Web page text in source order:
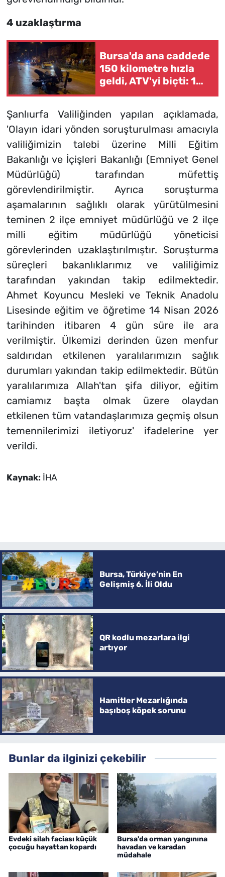
4 uzaklaştırma
Bursa'da ana caddede
150 kilometre hızla
geldi, ATV'yi biçti: 1
Şanlıurfa Valiliğinden yapılan açıklamada,
'Olayın idari yönden soruşturulması amacıyla
valiliğimizin talebi üzerine Milli Eğitim
Bakanlığı ve İçişleri Bakanlığı (Emniyet Genel
Müdürlüğü) tarafından müfettiş
görevlendirilmiştir. Ayrıca soruşturma
aşamalarının sağlıklı olarak yürütülmesini
teminen 2 ilçe emniyet müdürlüğü ve 2 ilçe
milli eğitim müdürlüğü yöneticisi
görevlerinden uzaklaştırılmıştır. Soruşturma
süreçleri bakanlıklarımız ve valiliğimiz
tarafından yakından takip edilmektedir.
Ahmet Koyuncu Mesleki ve Teknik Anadolu
Lisesinde eğitim ve öğretime 14 Nisan 2026
tarihinden itibaren 4 gün süre ile ara
verilmiştir. Ülkemizi derinden üzen menfur
saldırıdan etkilenen yaralılarımızın sağlık
durumları yakından takip edilmektedir. Bütün
yaralılarımıza Allah'tan şifa diliyor, eğitim
camiamız başta olmak üzere olaydan
etkilenen tüm vatandaşlarımıza geçmiş olsun
temennilerimizi iletiyoruz' ifadelerine yer
verildi.
Kaynak: İHA
Bursa, Türkiye’nin En
Gelişmiş 6. İli Oldu
QR kodlu mezarlara ilgi
artıyor
Hamitler Mezarlığında
başıboş köpek sorunu
Bunlar da ilginizi çekebilir
Evdeki silah faciası küçük
çocuğu hayattan kopardı
Bursa'da orman yangınına
havadan ve karadan
müdahale